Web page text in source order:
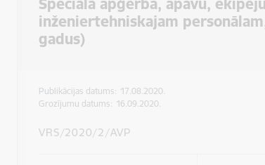
Speciālā apģērba, apavu,
inženiertehniskajam
gadus)
Publikācijas datums: 17.08.2020.
Grozījumu datums: 16.09.2020.
VRS/2020/2/AVP